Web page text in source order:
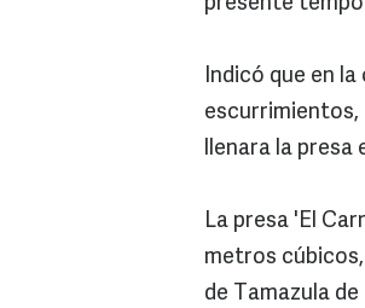
Indicó que en
escurrimientos,
llenara la presa
La presa 'El
metros
de Tamazula